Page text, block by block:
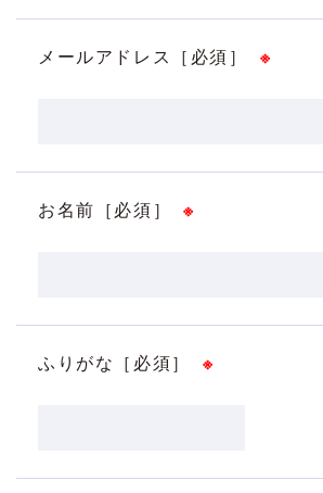
メールアドレス［必須］ ※
お名前［必須］ ※
ふりがな［必須］ ※